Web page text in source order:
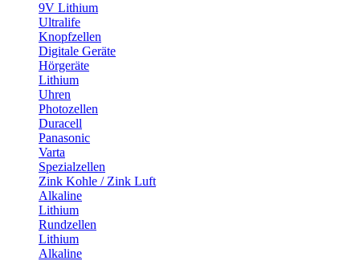
9V Lithium
Ultralife
Knopfzellen
Digitale Geräte
Hörgeräte
Lithium
Uhren
Photozellen
Duracell
Panasonic
Varta
Spezialzellen
Zink Kohle / Zink Luft
Alkaline
Lithium
Rundzellen
Lithium
Alkaline